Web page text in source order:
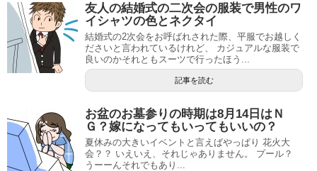
友人の結婚式の二次会の服装で男性のワ
イシャツの色とネクタイ
結婚式の2次会をお呼ばれされた際、平服でお越しく
ださいと言われているけれど、 カジュアルな服装で
良いのかそれともスーツで行ったほう...
記事を読む
お盆のお墓参りの時期は8月14日はＮ
Ｇ？嫁になってもいってもいいの？
夏休みの大きいイベントと言えばやっぱり 花火大
会？？ いえいえ、それじゃありません。 プール？
うーーんそれでもあり...